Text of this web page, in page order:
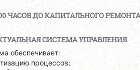
ЧАСОВ ДО КАПИТАЛЬНОГО РЕМОНТА
СИСТЕМА УПРАВЛЕНИЯ
обеспечивает:
процессов;